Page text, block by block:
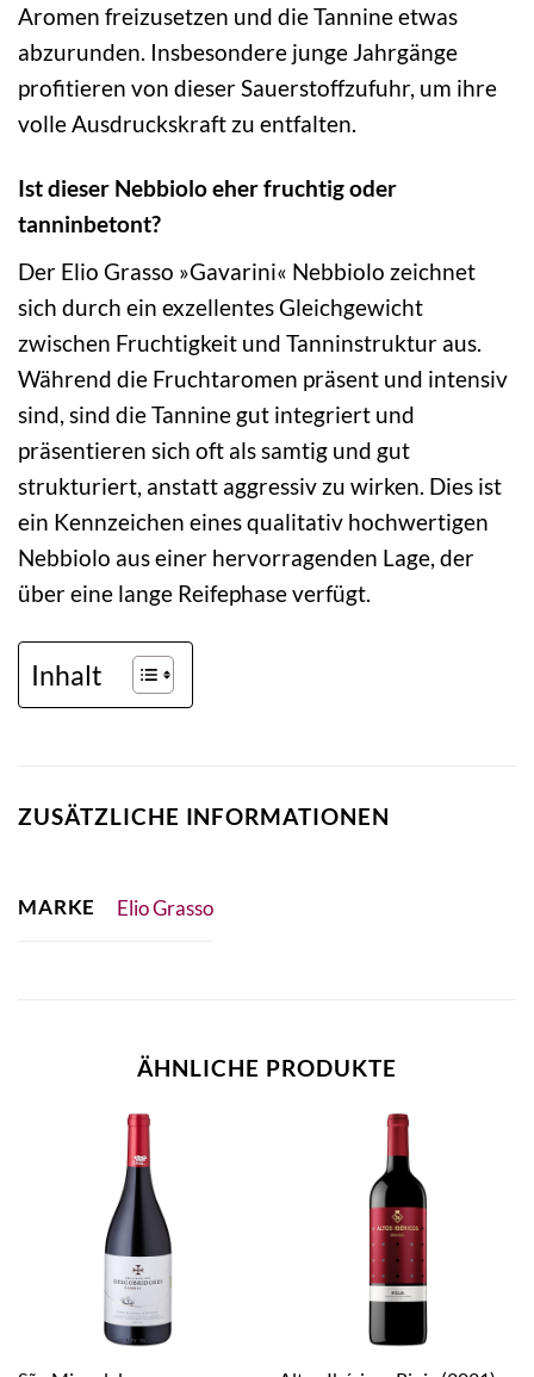
Aromen freizusetzen und die Tannine etwas
abzurunden. Insbesondere junge Jahrgänge
profitieren von dieser Sauerstoffzufuhr, um ihre
volle Ausdruckskraft zu entfalten.
Ist dieser Nebbiolo eher fruchtig oder
tanninbetont?
Der Elio Grasso »Gavarini« Nebbiolo zeichnet
sich durch ein exzellentes Gleichgewicht
zwischen Fruchtigkeit und Tanninstruktur aus.
Während die Fruchtaromen präsent und intensiv
sind, sind die Tannine gut integriert und
präsentieren sich oft als samtig und gut
strukturiert, anstatt aggressiv zu wirken. Dies ist
ein Kennzeichen eines qualitativ hochwertigen
Nebbiolo aus einer hervorragenden Lage, der
über eine lange Reifephase verfügt.
Inhalt
ZUSÄTZLICHE INFORMATIONEN
MARKE Elio Grasso
ÄHNLICHE PRODUKTE